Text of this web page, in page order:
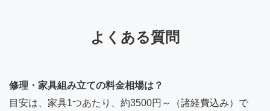
よくある質問
修理・家具組み立ての料金相場は？
目安は、家具1つあたり、約3500円～（諸経費込み）で